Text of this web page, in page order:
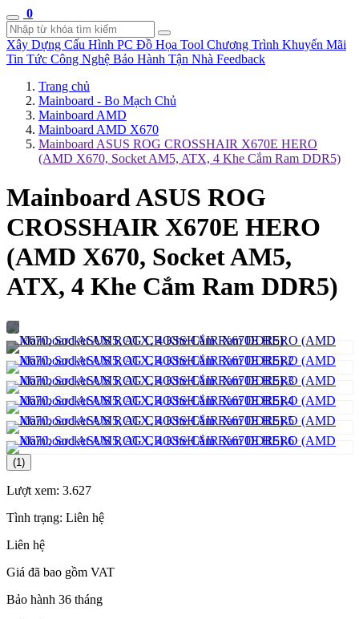
0
Xây Dựng Cấu Hình PC Đồ Họa Tool Chương Trình Khuyến Mãi
Tin Tức Công Nghệ Bảo Hành Tận Nhà Feedback
Trang chủ
Mainboard - Bo Mạch Chủ
Mainboard AMD
Mainboard AMD X670
Mainboard ASUS ROG CROSSHAIR X670E HERO
(AMD X670, Socket AM5, ATX, 4 Khe Cắm Ram DDR5)
Mainboard ASUS ROG
CROSSHAIR X670E HERO
(AMD X670, Socket AM5,
ATX, 4 Khe Cắm Ram DDR5)
(1)
Lượt xem: 3.627
Tình trạng: Liên hệ
Liên hệ
Giá đã bao gồm VAT
Bảo hành 36 tháng